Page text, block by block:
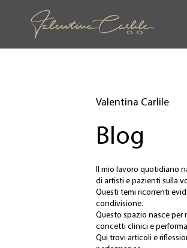
Valentina Carlile
Blog
Il mio lavoro quotidiano
di artisti e pazienti sulla
Questi temi ricorrenti
condivisione.
Questo spazio nasce per
concetti clinici e
Qui trovi articoli e